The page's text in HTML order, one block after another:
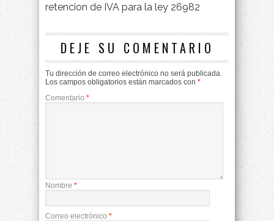
retencion de IVA para la ley 26982
DEJE SU COMENTARIO
Tu dirección de correo electrónico no será publicada.
Los campos obligatorios están marcados con *
Comentario *
Nombre *
Correo electrónico *